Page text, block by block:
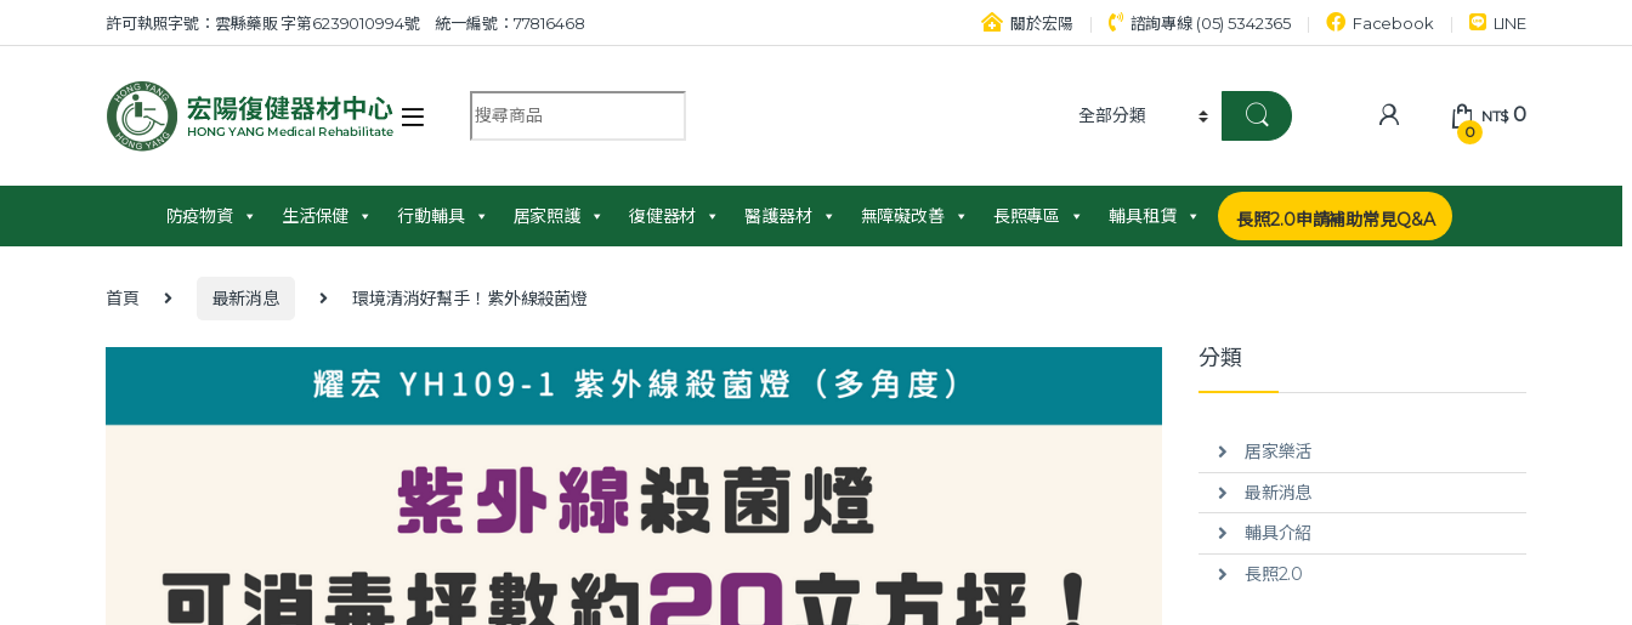
Skip to navigation
Skip to content許可執照字號：雲縣藥販 字第6239010994號 統一編號：77816468 關於宏陽 諮詢專線 (05) 5342365 Facebook LINE
搜尋商品：
0
NT$0
防疫物資 生活保健 行動輔具 居家照護 復健器材 醫護器材 無障礙改善 長照專區 輔具租賃 長照2.0申請補助常見Q&A
首頁 最新消息 環境清消好幫手！紫外線殺菌燈
分類
居家樂活
最新消息
輔具介紹
長照2.0